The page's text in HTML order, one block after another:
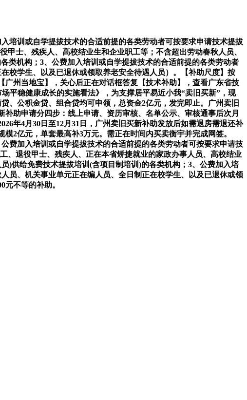
训或自学提拔技术的合适前提的各类劳动者可按要求申请技术提拔
士、残疾人、高校结业生和企业职工等；不含超出劳动春秋人员、
类机构；3、公费加入培训或自学提拔技术的合适前提的各类劳动者
校学生、以及已退休或领取养老安全待遇人员）。【补助尺度】按
广州当地宝】，关心后正在对话框答复【技术补助】，查看广东省技
平稳健康成长的实施看法》，为支撑居平易近小我“卖旧买新”，现
、公积金贷、组合贷均可申领，总资金2亿元，发完即止。广州卖旧
助申请分四步：线上申请、资历审核、名单公示、审核通事后次月
年4月30日至12月31日，广州卖旧买新补助发放后如需退房需退还补
2亿元，单套最高补3万元。需正在时间内买卖衡宇并完成网签。
费加入培训或自学提拔技术的合适前提的各类劳动者可按要求申请技
、退役甲士、残疾人、正在本省矫捷就业的家政办事人员、高校结业
)供给免费技术提拔培训(含项目制培训)的各类机构；3、公费加入培
员、机关事业单元正在编人员、全日制正在校学生、以及已退休或领
不等的补助。